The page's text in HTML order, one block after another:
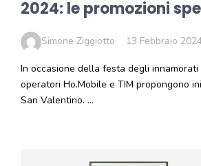
2024: le promozioni
Simone Ziggiotto 13 Febbraio
In occasione della festa degli
operatori Ho.Mobile e TIM propongono
San Valentino. …